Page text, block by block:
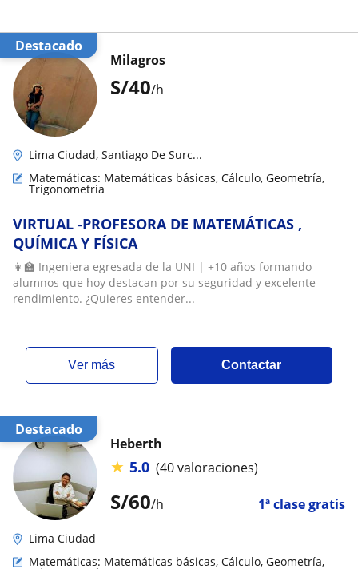
Destacado
S/40/h
Milagros
Lima Ciudad, Santiago De Surc...
Matemáticas: Matemáticas básicas, Cálculo, Geometría,
Trigonometría
VIRTUAL -PROFESORA DE MATEMÁTICAS ,
QUÍMICA Y FÍSICA
👩‍🏫 Ingeniera egresada de la UNI | +10 años formando
alumnos que hoy destacan por su seguridad y excelente
rendimiento. ¿Quieres entender...
ver más Contactar
Destacado
S/60/h 1ª clase gratis
Heberth
★ 5.0 (40 valoraciones)
Lima Ciudad
Matemáticas: Matemáticas básicas, Cálculo, Geometría,